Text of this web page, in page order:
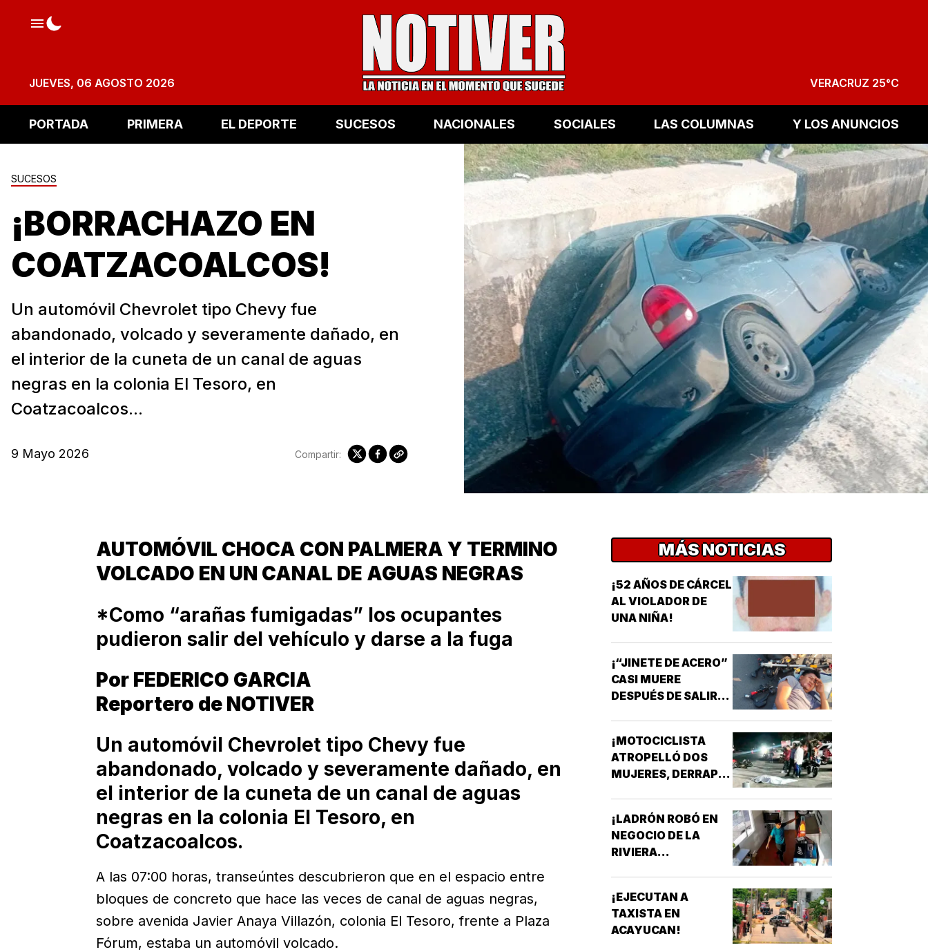
JUEVES, 06 AGOSTO 2026 VERACRUZ 25°C
PORTADA PRIMERA EL DEPORTE SUCESOS NACIONALES SOCIALES LAS COLUMNAS Y LOS ANUNCIOS
SUCESOS
¡BORRACHAZO EN
COATZACOALCOS!
Un automóvil Chevrolet tipo Chevy fue
abandonado, volcado y severamente dañado, en
el interior de la cuneta de un canal de aguas
negras en la colonia El Tesoro, en
Coatzacoalcos...
9 Mayo 2026 Compartir:
AUTOMÓVIL CHOCA CON PALMERA Y TERMINO
VOLCADO EN UN CANAL DE AGUAS NEGRAS
*Como “arañas fumigadas” los ocupantes
pudieron salir del vehículo y darse a la fuga
Por FEDERICO GARCIA
Reportero de NOTIVER
Un automóvil Chevrolet tipo Chevy fue
abandonado, volcado y severamente dañado, en
el interior de la cuneta de un canal de aguas
negras en la colonia El Tesoro, en
Coatzacoalcos.
A las 07:00 horas, transeúntes descubrieron que en el espacio entre
bloques de concreto que hace las veces de canal de aguas negras,
sobre avenida Javier Anaya Villazón, colonia El Tesoro, frente a Plaza
Fórum, estaba un automóvil volcado.
MÁS NOTICIAS
¡52 AÑOS DE CÁRCEL
AL VIOLADOR DE
UNA NIÑA!
¡“JINETE DE ACERO”
CASI MUERE
DESPUÉS DE SALIR
¡MOTOCICLISTA
ATROPELLÓ DOS
MUJERES, DERRAPÓ
¡LADRÓN ROBÓ EN
NEGOCIO DE LA
RIVIERA
¡EJECUTAN A
TAXISTA EN
ACAYUCAN!